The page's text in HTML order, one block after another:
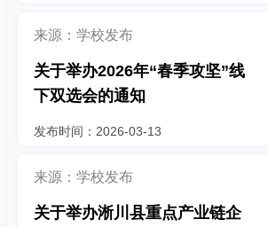
来源：学校发布
关于举办2026年“春季攻坚”线
下双选会的通知
发布时间：2026-03-13
来源：学校发布
关于举办淅川县重点产业链企